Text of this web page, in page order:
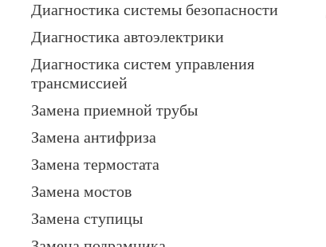
Диагностика системы безопасности
Диагностика автоэлектрики
Диагностика систем управления
трансмиссией
Замена приемной трубы
Замена антифриза
Замена термостата
Замена мостов
Замена ступицы